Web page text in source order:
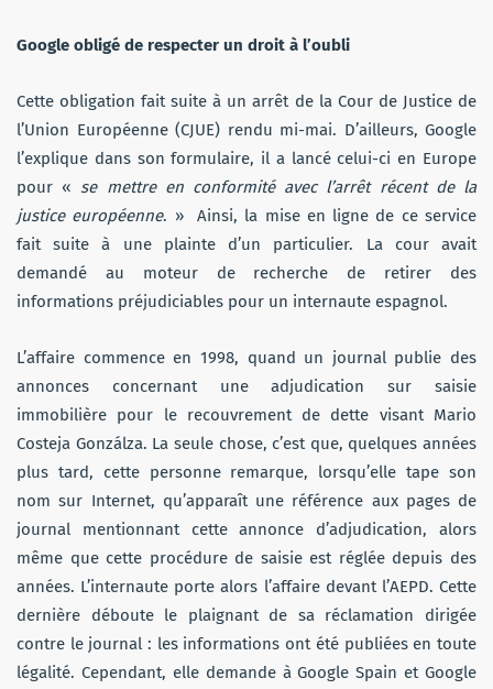
Google obligé de respecter un droit à l’oubli
Cette obligation fait suite à un arrêt de la Cour de Justice de
l’Union Européenne (CJUE) rendu mi-mai. D’ailleurs, Google
l’explique dans son formulaire, il a lancé celui-ci en Europe
pour «se mettre en conformité avec l’arrêt récent de la
justice européenne. » Ainsi, la mise en ligne de ce service
fait suite à une plainte d’un particulier. La cour avait
demandé au moteur de recherche de retirer des
informations préjudiciables pour un internaute espagnol.
L’affaire commence en 1998, quand un journal publie des
annonces concernant une adjudication sur saisie
immobilière pour le recouvrement de dette visant Mario
Costeja Gonzálza. La seule chose, c’est que, quelques années
plus tard, cette personne remarque, lorsqu’elle tape son
nom sur Internet, qu’apparaît une référence aux pages de
journal mentionnant cette annonce d’adjudication, alors
même que cette procédure de saisie est réglée depuis des
années. L’internaute porte alors l’affaire devant l’AEPD. Cette
dernière déboute le plaignant de sa réclamation dirigée
contre le journal : les informations ont été publiées en toute
légalité. Cependant, elle demande à Google Spain et Google